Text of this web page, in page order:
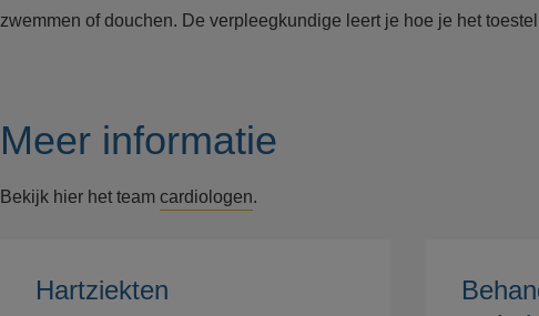
zwemmen of douchen. De verpleegkundige leert je hoe je het
Meer informatie
Bekijk hier het team cardiologen.
Hartziekten